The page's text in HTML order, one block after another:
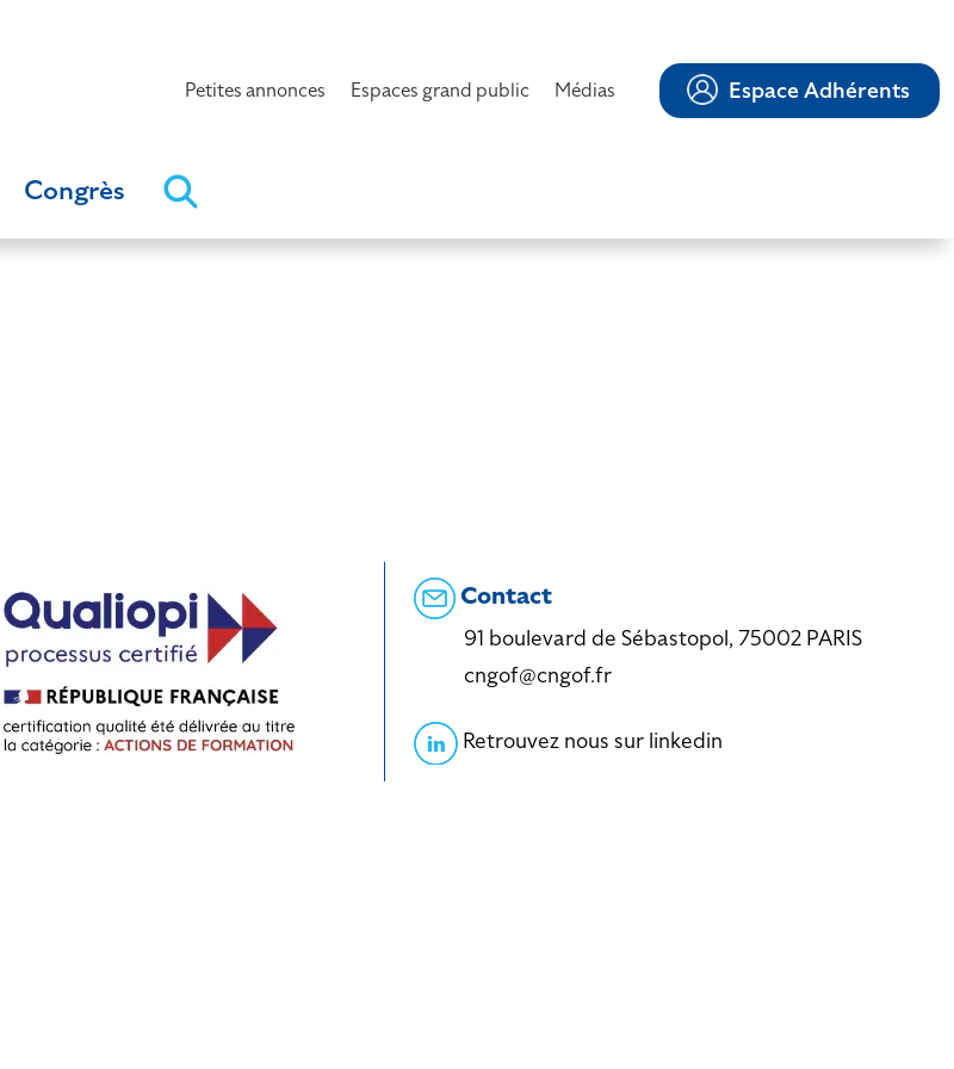
Petites annonces Espaces grand public Médias Espace Adhérents
Congrès
Contact
91 boulevard de Sébastopol, 75002 PARIS
cngof@cngof.fr
Retrouvez nous sur linkedin